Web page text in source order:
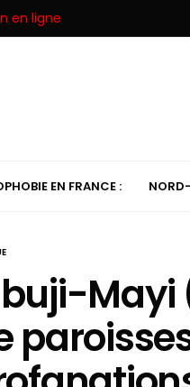
en ligne
EN FRANCE :
Mayi